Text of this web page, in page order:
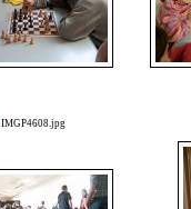
IMGP4608.jpg